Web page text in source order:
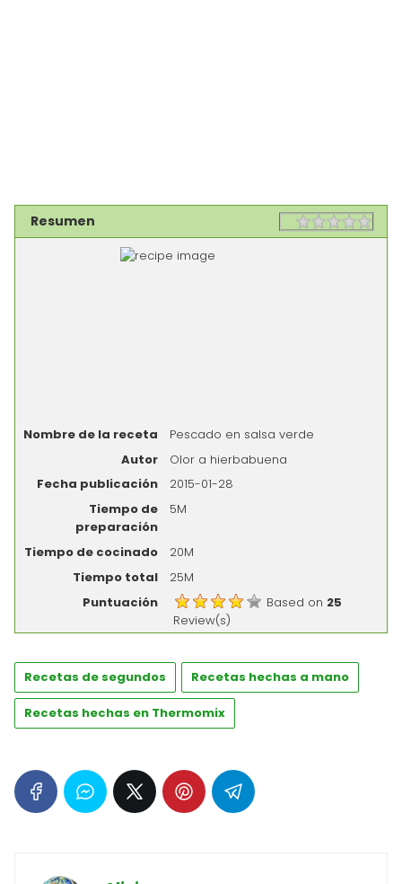
Resumen Rating
Nombre de la receta
Pescado en salsa verde
Autor
Olor a hierbabuena
Fecha publicación
2015-01-28
Tiempo de
preparación
5M
Tiempo de cocinado
20M
Tiempo total
25M
Puntuación
Based on 25
Review(s)
Recetas de segundos Recetas hechas a mano
Recetas hechas en Thermomix